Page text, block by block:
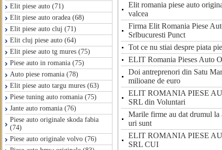
Elit piese auto (71)
Elit piese auto oradea (68)
Elit piese auto cluj (71)
Elit cluj piese auto (64)
Elit piese auto tg mures (75)
Piese auto in romania (75)
Auto piese romania (78)
Elit piese auto targu mures (63)
Piese tuning auto romania (75)
Jante auto romania (76)
Piese auto originale skoda fabia
(74)
Piese auto originale volvo (76)
Elit romania piese auto
valcea
Firma Elit Romania Piese
Srlbucuresti Punct
Tot ce nu stiai despre piata
ELIT Romania Pieses Auto
Doi antreprenori din Satu
milioane de euro
ELIT ROMANIA PIESE
SRL din Voluntari
Marile firme au dat drumul la
uri sunt
ELIT ROMANIA PIESE
SRL CUI